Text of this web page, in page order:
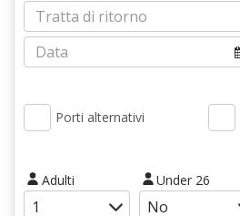
Porti alternativi
Adulti Under 26